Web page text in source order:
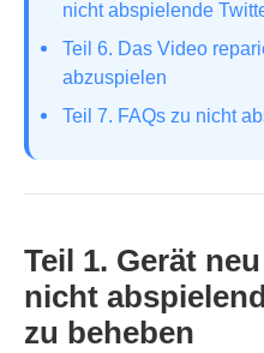
nicht abspielende
Teil 6. Das Video
abzuspielen
Teil 7. FAQs zu nicht
Teil 1. Gerät
nicht
zu beheben